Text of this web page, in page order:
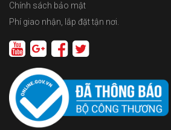
Chính sách bảo mật
Phí giao nhận, lắp đặt tận nơi.